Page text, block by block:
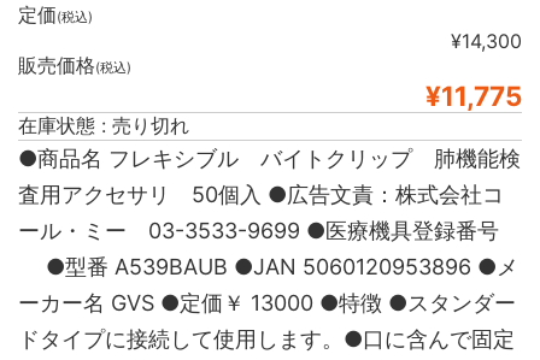
定価(税込)
¥14,300
販売価格(税込)
¥11,775
在庫状態 : 売り切れ
●商品名 フレキシブル バイトクリップ 肺機能検
査用アクセサリ 50個入 ●広告文責：株式会社コ
ール・ミー 03-3533-9699 ●医療機具登録番号
●型番 A539BAUB ●JAN 5060120953896 ●メ
ーカー名 GVS ●定価￥ 13000 ●特徴 ●スタンダー
ドタイプに接続して使用します。●口に含んで固定